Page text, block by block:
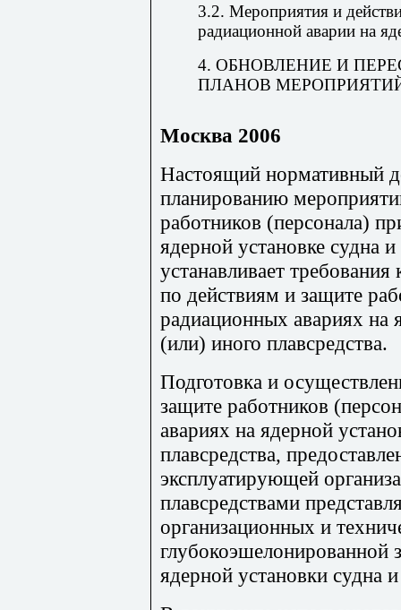
3.2. Мероприятия и
радиационной аварии на
4. ОБНОВЛЕНИЕ И
ПЛАНОВ
Москва 2006
Настоящий нормативный
планированию
работников (персонала)
ядерной установке судна
устанавливает
по действиям и защите
радиационных авариях на
(или) иного плавсредства.
Подготовка и
защите работников
авариях на ядерной
плавсредства,
эксплуатирующей
плавсредствами
организационных и
глубокоэшелонированной
ядерной установки судна